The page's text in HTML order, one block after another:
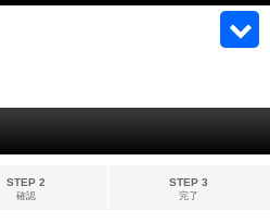
STEP 2
確認
STEP 3
完了